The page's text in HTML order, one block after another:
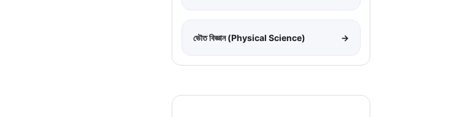
ভৌত বিজ্ঞান (Physical Science) →